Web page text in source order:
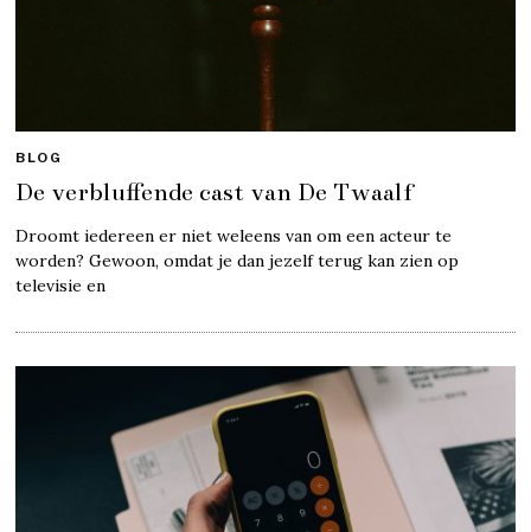
BLOG
De verbluffende cast van De Twaalf
Droomt iedereen er niet weleens van om een acteur te
worden? Gewoon, omdat je dan jezelf terug kan zien op
televisie en